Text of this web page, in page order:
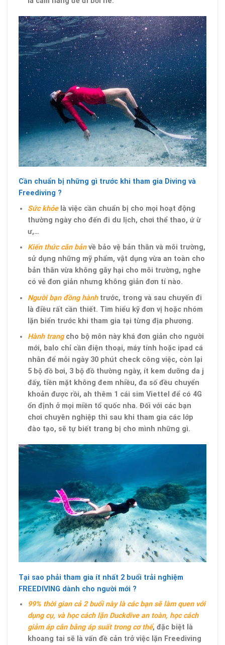
Cần chuẩn bị những gì trước khi tham gia Diving và
Freediving ?
Sức khỏelà việc cần chuẩn bị cho mọi hoạt động
thường ngày cho đến đi du lịch, chơi thể thao, ứ ừ
ư,…
Kiến thức căn bảnvề bảo vệ bản thân và môi trường,
sử dụng những mỹ phẩm, vật dụng vừa an toàn cho
bản thân vừa không gây hại cho môi trường, nghe
có vẻ đơn giản nhưng không giản đơn tí nào.
Người bạn đồng hànhtrước, trong và sau chuyến đi
là điều rất cần thiết. Tìm hiểu kỹ đơn vị hoặc nhóm
lặn biển trước khi tham gia tại từng địa phương.
Hành trangcho bộ môn này khá đơn giản cho người
mới, balo chỉ cần điện thoại, máy tính hoặc ipad cá
nhân để mỗi ngày 30 phút check công việc, còn lại
5 bộ đồ bơi, 3 bộ đồ thường ngày, ít kem dưỡng da j
đấy, tiền mặt không đem nhiều, đa số đều chuyển
khoản được rồi, ah thêm 1 cái sim Viettel để có 4G
ổn định ở mọi miền tổ quốc nha. Đối với các bạn
chơi chuyên nghiệp thì sau khi tham gia các lớp
đào tạo, sẽ tự biết trang bị cho mình những gì.
Tại sao phải tham gia ít nhất 2 buổi trải nghiệm
FREEDIVING dành cho người mới ?
99% thời gian cả 2 buổi này là các bạn sẽ làm quen với
dụng cụ, và học cách lặn Duckdive an toàn, học cách
giảm áp cân bằng áp suất trong cơ thể, đặc biệt là
khoang tai sẽ là vấn đề cản trở việc lặn Freediving